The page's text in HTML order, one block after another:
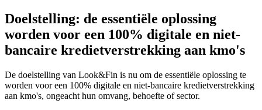
Doelstelling: de essentiële oplossing
worden voor een 100% digitale en niet-
bancaire kredietverstrekking aan kmo's
De doelstelling van Look&Fin is nu om de essentiële oplossing te
worden voor een 100% digitale en niet-bancaire kredietverstrekking
aan kmo's, ongeacht hun omvang, behoefte of sector.